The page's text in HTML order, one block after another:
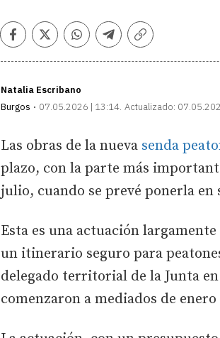
Facebook
TwitterWhatsapp
Telegram
Copiar
Natalia Escribano
Burgos
07.05.2026 | 13:14 Actualizado:
Las obras de la nueva senda
plazo, con la parte más
julio, cuando se prevé ponerla en
Esta es una actuación
un itinerario seguro para
delegado territorial de la Junta
comenzaron a mediados de